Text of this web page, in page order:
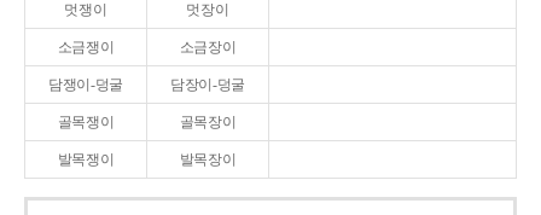
멋쟁이 멋장이
소금쟁이 소금장이
담쟁이-덩굴 담장이-덩굴
골목쟁이 골목장이
발목쟁이 발목장이